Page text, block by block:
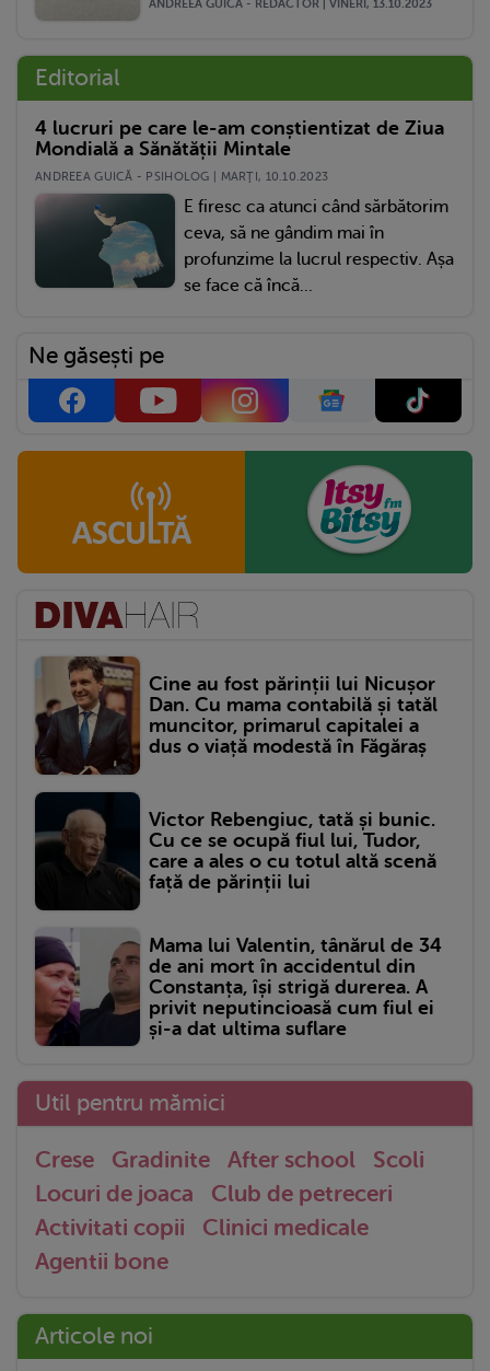
ANDREEA GUICA - REDACTOR | VINERI, 13.10.2023
Editorial
4 lucruri pe care le-am conștientizat de Ziua
Mondială a Sănătății Mintale
ANDREEA GUICĂ - PSIHOLOG | MARŢI, 10.10.2023
E firesc ca atunci când sărbătorim
ceva, să ne gândim mai în
profunzime la lucrul respectiv. Așa
se face că încă...
Ne găsești pe
Cine au fost părinții lui Nicușor
Dan. Cu mama contabilă și tatăl
muncitor, primarul capitalei a
dus o viață modestă în Făgăraș
Victor Rebengiuc, tată și bunic.
Cu ce se ocupă fiul lui, Tudor,
care a ales o cu totul altă scenă
față de părinții lui
Mama lui Valentin, tânărul de 34
de ani mort în accidentul din
Constanța, își strigă durerea. A
privit neputincioasă cum fiul ei
și-a dat ultima suflare
Util pentru mămici
Crese Gradinite After school
Scoli
Locuri de joaca
Club de petreceri
Activitati copii
Clinici medicale
Agentii bone
Articole noi